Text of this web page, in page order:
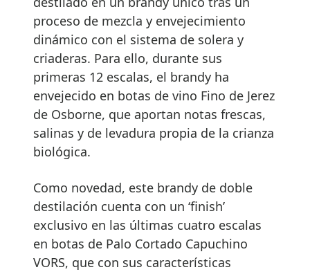
proceso de mezcla y envejecimiento
dinámico con el sistema de solera y
criaderas. Para ello, durante sus
primeras 12 escalas, el brandy ha
envejecido en botas de vino Fino de Jerez
de Osborne, que aportan notas frescas,
salinas y de levadura propia de la crianza
biológica.
Como novedad, este brandy de doble
destilación cuenta con un ‘finish’
exclusivo en las últimas cuatro escalas
en botas de Palo Cortado Capuchino
VORS, que con sus características